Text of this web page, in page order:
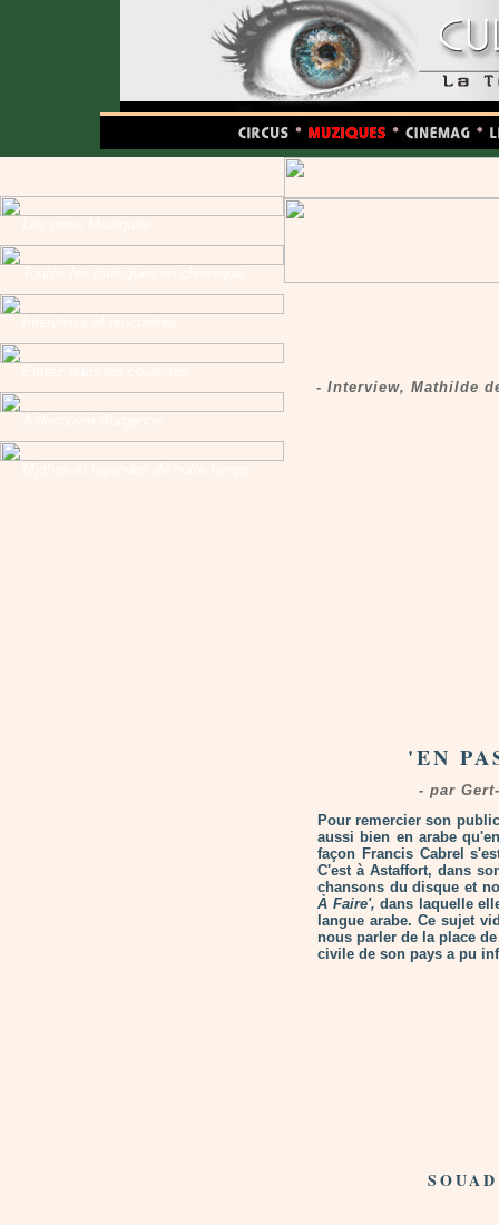
- Interview, Mathilde
'EN
- par
Pour remercier son
aussi bien en arabe
façon Francis Cabrel
C'est à Astaffort, dans
chansons du disque et
À Faire', dans laquelle
langue arabe. Ce sujet
nous parler de la place
civile de son pays a pu